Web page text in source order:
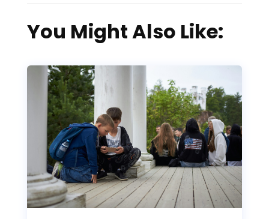
You Might Also Like: